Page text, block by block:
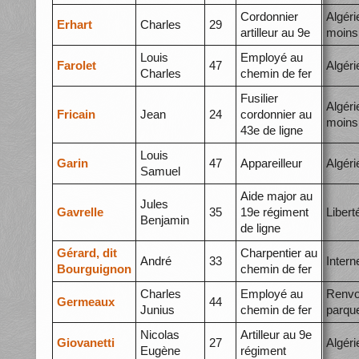
Erhart Charles 29
Cordonnier
artilleur au 9e
moins
Farolet
Louis
Charles
47
Employé au
chemin de fer
Fricain Jean 24
Fusilier
cordonnier au
43e de ligne
moins
Garin
Louis
Samuel
47 Appareilleur
Gavrelle
Jules
Benjamin
35
Aide major au
19e régiment
de ligne
Gérard, dit
Bourguignon
André 33
Charpentier au
chemin de fer
Germeaux
Charles
Junius
44
Employé au
chemin de fer
Giovanetti
Nicolas
Eugène
27
Artilleur au 9e
régiment